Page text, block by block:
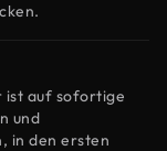
ist auf sofortige
und
in den ersten